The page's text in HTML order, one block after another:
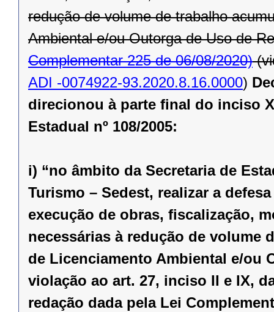
redução de volume de trabalho
Ambiental e/ou Outorga de Uso de
Complementar 225 de 06/08/2020)
ADI -0074922-93.2020.8.16.0000)
direcionou à parte final do inciso
Estadual nº 108/2005:
i) “no âmbito da Secretaria de
Turismo – Sedest, realizar a
execução de obras, fiscalização,
necessárias à redução de volume
de Licenciamento Ambiental e/ou
violação ao art. 27, inciso II e IX,
redação dada pela Lei